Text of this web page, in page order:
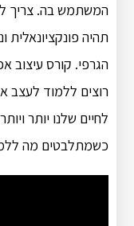
המשתמש בה. צריך
תהיה פונקציונאלית
רוצים ללמוד לעצב
לחיים שלנו יותר
כשמתלבטים מה